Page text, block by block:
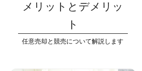
メリットとデメリッ
ト
任意売却と競売について解説します